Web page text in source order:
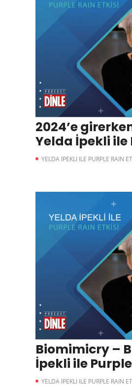
2024’e
Yelda İpekli ile
Etkisi
YELDA İPEKLI ILE PURPLE RAIN
Biomimicry –
İpekli ile
YELDA İPEKLI ILE PURPLE RAIN